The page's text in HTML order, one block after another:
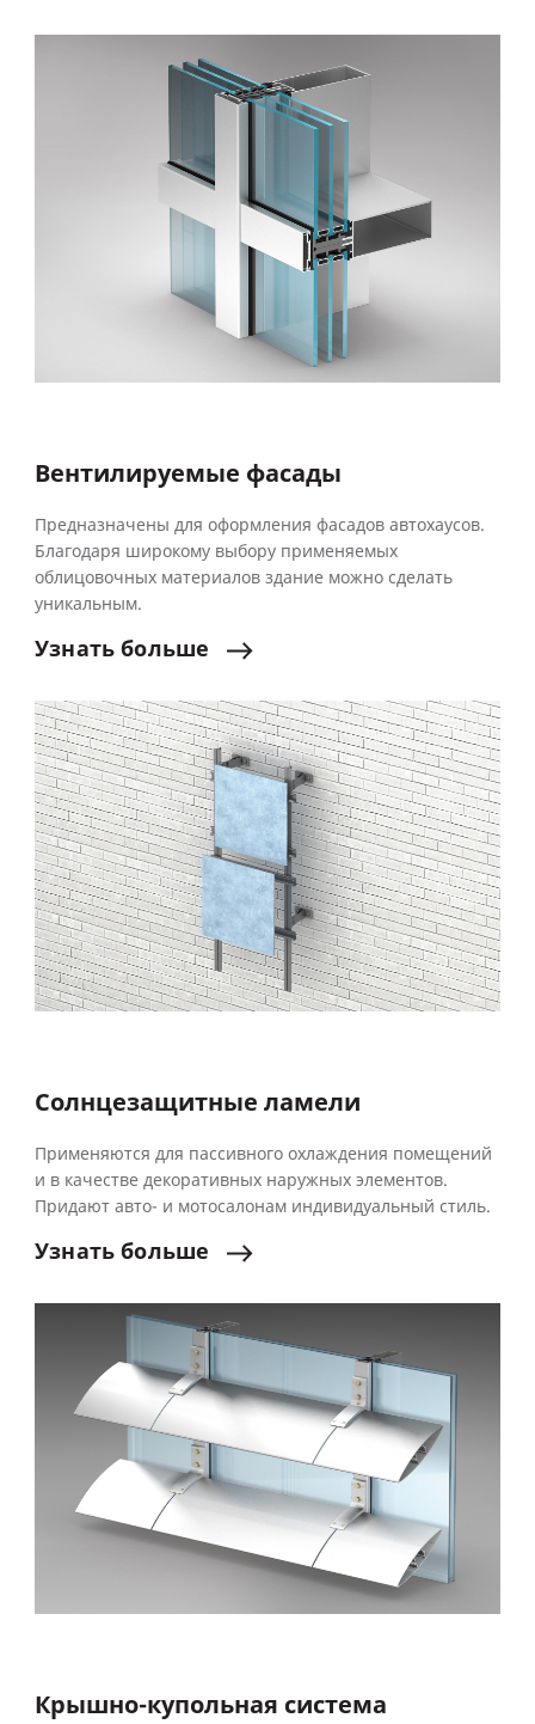
Вентилируемые фасады
Предназначены для оформления фасадов автохаусов.
Благодаря широкому выбору применяемых
облицовочных материалов здание можно сделать
уникальным.
Узнать больше
Солнцезащитные ламели
Применяются для пассивного охлаждения помещений
и в качестве декоративных наружных элементов.
Придают авто- и мотосалонам индивидуальный стиль.
Узнать больше
Крышно-купольная система